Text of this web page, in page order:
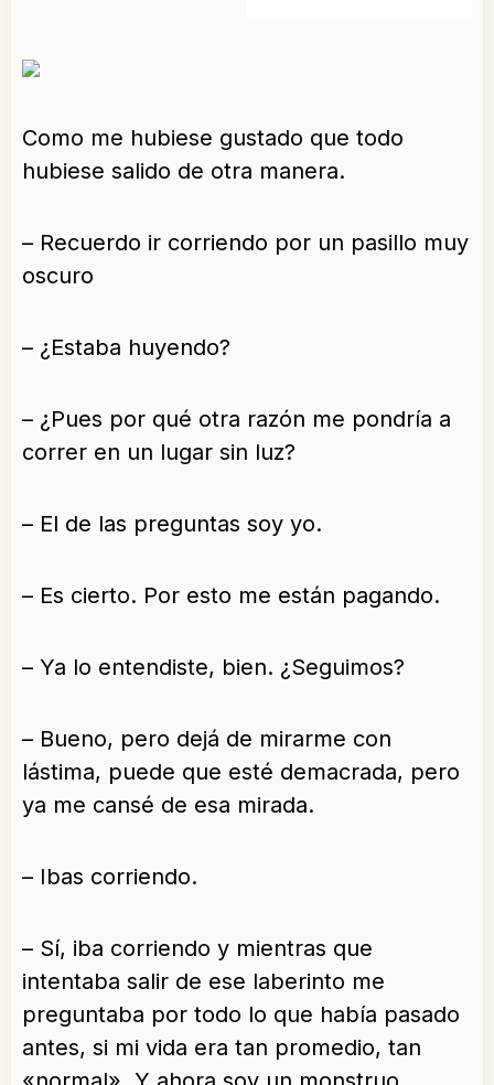
Como me hubiese gustado que todo
hubiese salido de otra manera.
– Recuerdo ir corriendo por un pasillo muy
oscuro
– ¿Estaba huyendo?
– ¿Pues por qué otra razón me pondría a
correr en un lugar sin luz?
– El de las preguntas soy yo.
– Es cierto. Por esto me están pagando.
– Ya lo entendiste, bien. ¿Seguimos?
– Bueno, pero dejá de mirarme con
lástima, puede que esté demacrada, pero
ya me cansé de esa mirada.
– Ibas corriendo.
– Sí, iba corriendo y mientras que
intentaba salir de ese laberinto me
preguntaba por todo lo que había pasado
antes, si mi vida era tan promedio, tan